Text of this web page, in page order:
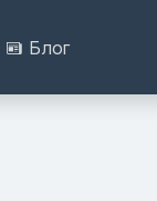
Блог